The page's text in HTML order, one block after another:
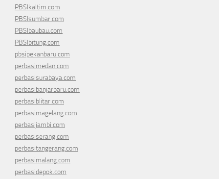
PBSIkaltim.com
PBSIsumbar.com
PBSIbaubau.com
PBSIbitung.com
pbsipekanbaru.com
perbasimedan.com
perbasisurabaya.com
perbasibanjarbaru.com
perbasiblitar.com
perbasimagelang.com
perbasijambi.com
perbasiserang.com
perbasitangerang.com
perbasimalang.com
perbasidepok.com